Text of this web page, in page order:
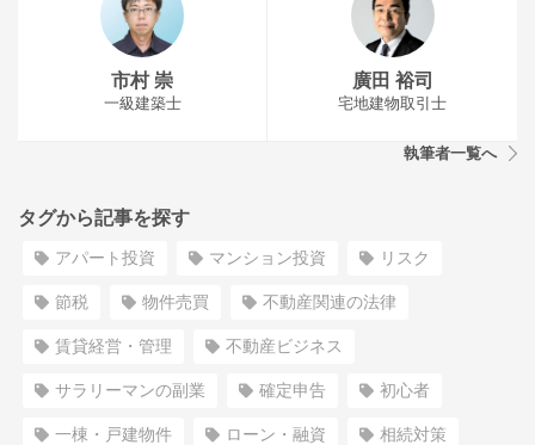
市村 崇
一級建築士
廣田 裕司
宅地建物取引士
執筆者一覧へ
タグから記事を探す
アパート投資 マンション投資 リスク
節税 物件売買 不動産関連の法律
賃貸経営・管理 不動産ビジネス
サラリーマンの副業 確定申告 初心者
一棟・戸建物件 ローン・融資 相続対策